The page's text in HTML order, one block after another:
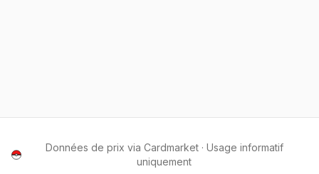
Données de prix via Cardmarket · Usage informatif
uniquement